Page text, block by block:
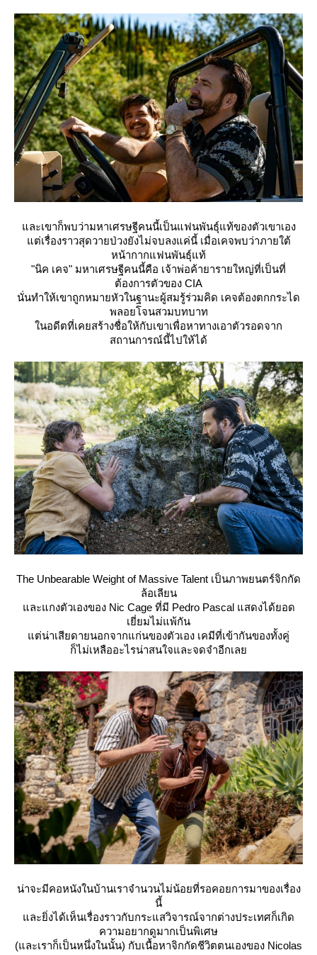
ละเขาก็พบว่ามหาเศรษฐีคนนี้เป็นแฟนพันธุ์แท้ของตัวเขาเอง
ต่เรื่องราวสุดวายป่วงยังไม่จบลงแค่นี้ เมื่อเคจพบว่าภายใต้
หน้ากากแฟนพันธุ์แท้
"นิค เคจ" มหาเศรษฐีคนนี้คือ เจ้าพ่อค้ายารายใหญ่ที่เป็นที่
ต้องการตัวของ CIA
นั่นทำให้เขาถูกหมายหัวในฐานะผู้สมรู้ร่วมคิด เคจต้องตกกระได
พลอยโจนสวมบทบาท
นอดีตที่เคยสร้างชื่อให้กับเขาเพื่อหาทางเอาตัวรอดจาก
สถานการณ์นี้ไปให้ได้
The Unbearable Weight of Massive Talent เป็นภาพยนตร์จิกกัด
ล้อเลียน
ละแกงตัวเองของ Nic Cage ที่มี Pedro Pascal แสดงได้ยอด
เยี่ยมไม่แพ้กัน
ต่น่าเสียดายนอกจากแก่นของตัวเอง เคมีที่เข้ากันของทั้งคู่
ก็ไม่เหลืออะไรน่าสนใจและจดจำอีกเล
น่าจะมีคอหนังในบ้านเราจำนวนไม่น้อยที่รอคอยการมาของเรื่อง
นี้
ละยิ่งได้เห็นเรื่องราวกับกระแสวิจารณ์จากต่างประเทศก็เกิด
ความอยากดูมากเป็นพิเศษ
(และเราก็เป็นหนึ่งในนั้น) กับเนื้อหาจิกกัดชีวิตตนเองของ Nicolas